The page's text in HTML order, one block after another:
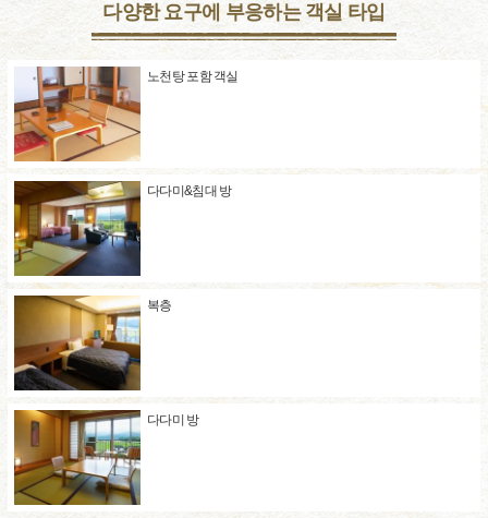
다양한 요구에 부응하는 객실 타입
노천탕 포함 객실
다다미&침대 방
복층
다다미 방